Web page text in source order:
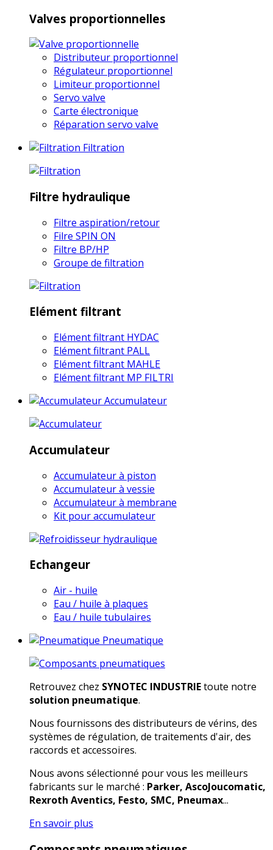
Valves proportionnelles
Distributeur proportionnel
Régulateur proportionnel
Limiteur proportionnel
Servo valve
Carte électronique
Réparation servo valve
Filtration
Filtre hydraulique
Filtre aspiration/retour
Filre SPIN ON
Filtre BP/HP
Groupe de filtration
Elément filtrant
Elément filtrant HYDAC
Elément filtrant PALL
Elément filtrant MAHLE
Elément filtrant MP FILTRI
Accumulateur
Accumulateur
Accumulateur à piston
Accumulateur à vessie
Accumulateur à membrane
Kit pour accumulateur
Echangeur
Air - huile
Eau / huile à plaques
Eau / huile tubulaires
Pneumatique
Retrouvez chez SYNOTEC INDUSTRIEtoute notre
solution pneumatique.
Nous fournissons des distributeurs de vérins, des
systèmes de régulation, de traitements d'air, des
raccords et accessoires.
Nous avons sélectionné pour vous les meilleurs
fabricants sur le marché : Parker, AscoJoucomatic,
Rexroth Aventics, Festo, SMC, Pneumax...
En savoir plus